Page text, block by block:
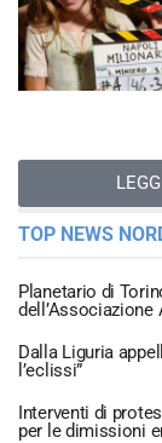
TOP NEWS
Planetario di
dell’Associazione
Dalla Liguria
l’eclissi”
Interventi di
per le dimissioni